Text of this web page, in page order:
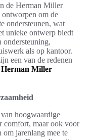
de Herman Miller
ontworpen om de
ondersteunen, wat
unieke ontwerp biedt
ondersteuning,
als op kantoor.
een van de redenen
Herman Miller
hoogwaardige
comfort, maar ook voor
jarenlang mee te